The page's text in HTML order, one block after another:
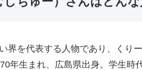
界を代表する人物であり、くり
年生まれ、広島県出身。学生時